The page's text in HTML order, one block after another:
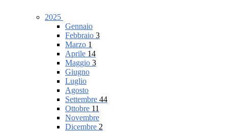
2025
Gennaio
Febbraio 3
Marzo 1
Aprile 14
Maggio 3
Giugno
Luglio
Agosto
Settembre 44
Ottobre 11
Novembre
Dicembre 2